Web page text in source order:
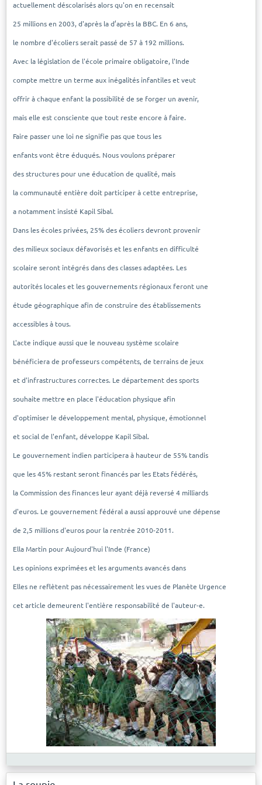
actuellement déscolarisés alors qu'on en recensait
25 millions en 2003, d'après la d’après la BBC. En 6 ans,
le nombre d'écoliers serait passé de 57 à 192 millions.
Avec la législation de l'école primaire obligatoire, l'Inde
compte mettre un terme aux inégalités infantiles et veut
offrir à chaque enfant la possibilité de se forger un avenir,
mais elle est consciente que tout reste encore à faire.
Faire passer une loi ne signifie pas que tous les
enfants vont être éduqués. Nous voulons préparer
des structures pour une éducation de qualité, mais
la communauté entière doit participer à cette entreprise,
a notamment insisté Kapil Sibal.
Dans les écoles privées, 25% des écoliers devront provenir
des milieux sociaux défavorisés et les enfants en difficulté
scolaire seront intégrés dans des classes adaptées. Les
autorités locales et les gouvernements régionaux feront une
étude géographique afin de construire des établissements
accessibles à tous.
L'acte indique aussi que le nouveau système scolaire
bénéficiera de professeurs compétents, de terrains de jeux
et d'infrastructures correctes. Le département des sports
souhaite mettre en place l'éducation physique afin
d'optimiser le développement mental, physique, émotionnel
et social de l'enfant, développe Kapil Sibal.
Le gouvernement indien participera à hauteur de 55% tandis
que les 45% restant seront financés par les Etats fédérés,
la Commission des finances leur ayant déjà reversé 4 milliards
d'euros. Le gouvernement fédéral a aussi approuvé une dépense
de 2,5 millions d'euros pour la rentrée 2010-2011.
Ella Martin pour Aujourd'hui l'Inde (France)
Les opinions exprimées et les arguments avancés dans
Elles ne reflètent pas nécessairement les vues de Planète Urgence
cet article demeurent l'entière responsabilité de l'auteur-e.